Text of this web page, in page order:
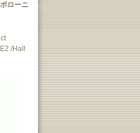
ローニ
/Hall